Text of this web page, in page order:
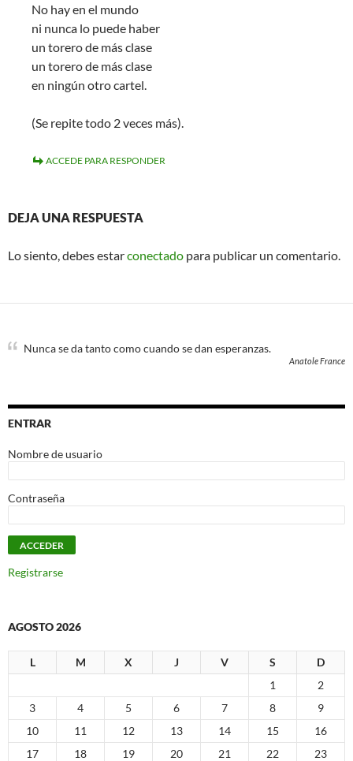
No hay en el mundo
ni nunca lo puede haber
un torero de más clase
un torero de más clase
en ningún otro cartel.
(Se repite todo 2 veces más).
ACCEDE PARA RESPONDER
DEJA UNA RESPUESTA
Lo siento, debes estarconectado para publicar un comentario.
Nunca se da tanto como cuando se dan esperanzas.
Anatole France
ENTRAR
Nombre de usuario
Contraseña
Registrarse
AGOSTO 2026
L M X J V S
D
1
2
3
4 5 6 7 8
9
10
11 12 13 14 15
16
17
18 19 20 21 22
23